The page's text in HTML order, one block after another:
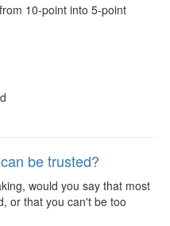
10-point into 5-point
be trusted?
would you say that most
or that you can't be too